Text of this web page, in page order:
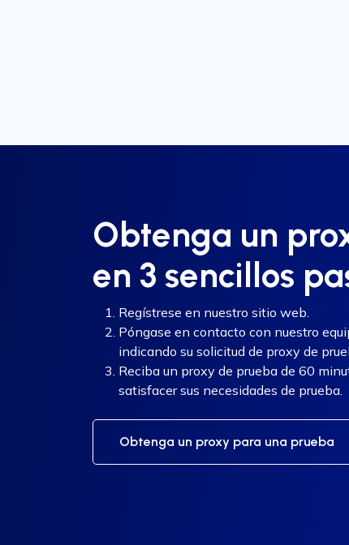
Obtenga un
en 3 sencillos
Regístrese en nuestro sitio web.
Póngase en contacto con nuestro
indicando su solicitud de proxy de
Reciba un proxy de prueba de 60
satisfacer sus necesidades de prueba.
Obtenga un proxy para una prueba